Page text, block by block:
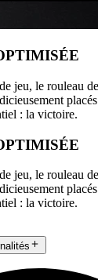
jeu, le rouleau
: la victoire.
jeu, le rouleau
: la victoire.